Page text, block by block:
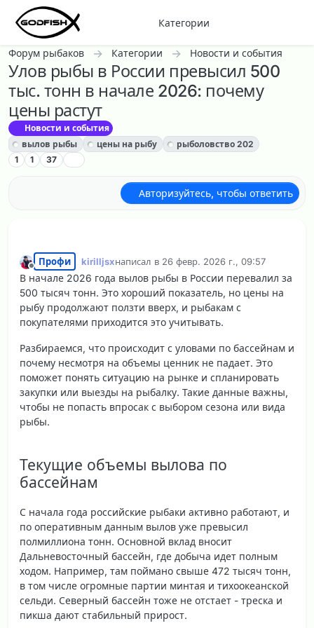
Перейти к содержанию
Категории
Форум рыбаков Категории Новости и события
Улов рыбы в России превысил 500
тыс. тонн в начале 2026: почему
цены растут
Новости и события
вылов рыбы
цены на рыбу
рыболовство 202
1
1 37
Авторизуйтесь, чтобы ответить
Не в сети
Профи kirilljsxнаписал в 26 февр. 2026 г., 09:57
отредактировано
В начале 2026 года вылов рыбы в России перевалил за
500 тысяч тонн. Это хороший показатель, но цены на
рыбу продолжают ползти вверх, и рыбакам с
покупателями приходится это учитывать.
Разбираемся, что происходит с уловами по бассейнам и
почему несмотря на объемы ценник не падает. Это
поможет понять ситуацию на рынке и спланировать
закупки или выезды на рыбалку. Такие данные важны,
чтобы не попасть впросак с выбором сезона или вида
рыбы.
Текущие объемы вылова по
бассейнам
С начала года российские рыбаки активно работают, и
по оперативным данным вылов уже превысил
полмиллиона тонн. Основной вклад вносит
Дальневосточный бассейн, где добыча идет полным
ходом. Например, там поймано свыше 472 тысяч тонн,
в том числе огромные партии минтая и тихоокеанской
сельди. Северный бассейн тоже не отстает - треска и
пикша дают стабильный прирост.